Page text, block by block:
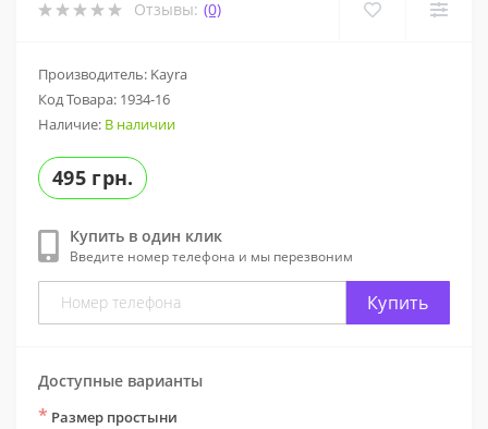
Отзывы: (0)
Производитель: Kayra
Код Товара: 1934-16
Наличие: В наличии
495 грн.
Купить в один клик
Введите номер телефона и мы перезвоним
Купить
Доступные варианты
* Размер простыни